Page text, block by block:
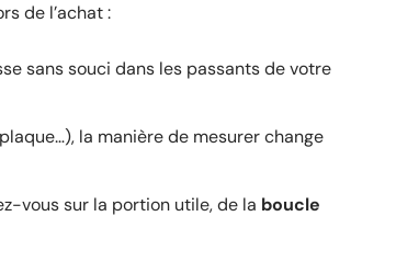
de l’achat :
sans souci dans les passants de votre
la manière de mesurer change
vous sur la portion utile, de la boucle